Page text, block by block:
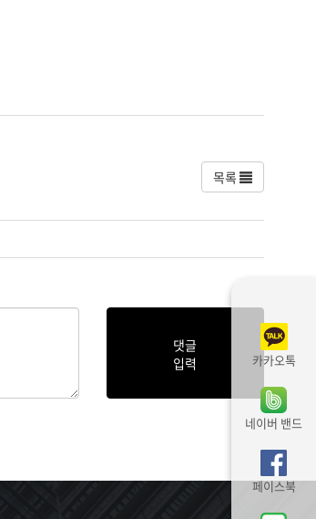
목록
댓글
입력
카카오톡
네이버 밴드
페이스북